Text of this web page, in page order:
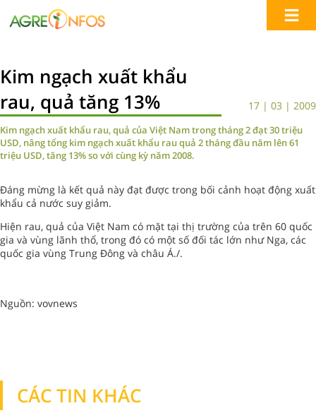
Kim ngạch xuất khẩu
rau, quả tăng 13%
17 | 03 | 2009
Kim ngạch xuất khẩu rau, quả của Việt Nam trong tháng 2 đạt 30 triệu
USD, nâng tổng kim ngạch xuất khẩu rau quả 2 tháng đầu năm lên 61
triệu USD, tăng 13% so với cùng kỳ năm 2008.
Đáng mừng là kết quả này đạt được trong bối cảnh hoạt động xuất
khẩu cả nước suy giảm.
Hiện rau, quả của Việt Nam có mặt tại thị trường của trên 60 quốc
gia và vùng lãnh thổ, trong đó có một số đối tác lớn như Nga, các
quốc gia vùng Trung Đông và châu Á./.
Nguồn: vovnews
CÁC TIN KHÁC